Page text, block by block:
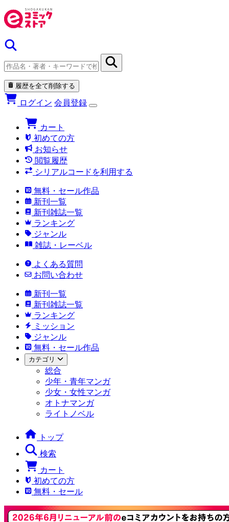
履歴を全て削除する
ログイン 会員登録
カート
初めての方
お知らせ
閲覧履歴
シリアルコードを利用する
無料・セール作品
新刊一覧
新刊雑誌一覧
ランキング
ジャンル
雑誌・レーベル
よくある質問
お問い合わせ
新刊一覧
新刊雑誌一覧
ランキング
ミッション
ジャンル
無料・セール作品
カテゴリ
総合
少年・青年マンガ
少女・女性マンガ
オトナマンガ
ライトノベル
トップ
検索
カート
初めての方
無料・セール